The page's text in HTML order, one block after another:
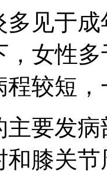
见于
，女性
程较短
要发
膝关